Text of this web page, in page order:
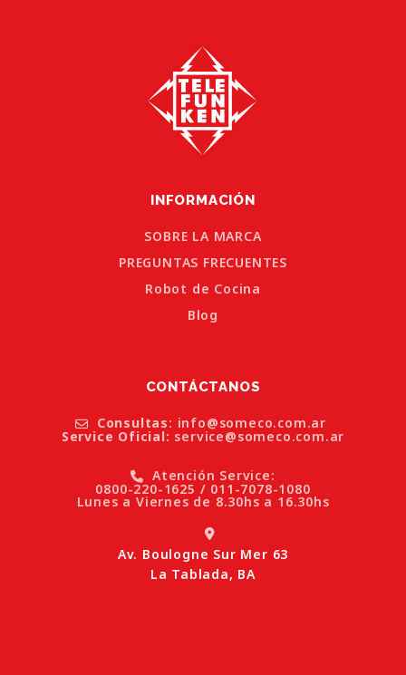
INFORMACIÓN
SOBRE LA MARCA
PREGUNTAS FRECUENTES
Robot de Cocina
Blog
CONTÁCTANOS
Consultas: info@someco.com.ar
Service Oficial: service@someco.com.ar
Atención Service:
0800-220-1625 / 011-7078-1080
Lunes a Viernes de 8.30hs a 16.30hs
Av. Boulogne Sur Mer 63
La Tablada, BA